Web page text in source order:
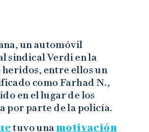
un automóvil
sindical Verdi en la
heridos, entre ellos un
como Farhad N.,
en el lugar de los
por parte de la policía.
tuvo unamotivación